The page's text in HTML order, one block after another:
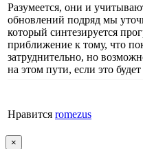
Разумеется, они и
обновлений подряд мы
который синтезируется
приближение к тому, что
затруднительно, но
на этом пути, если это
Нравится romezus
×